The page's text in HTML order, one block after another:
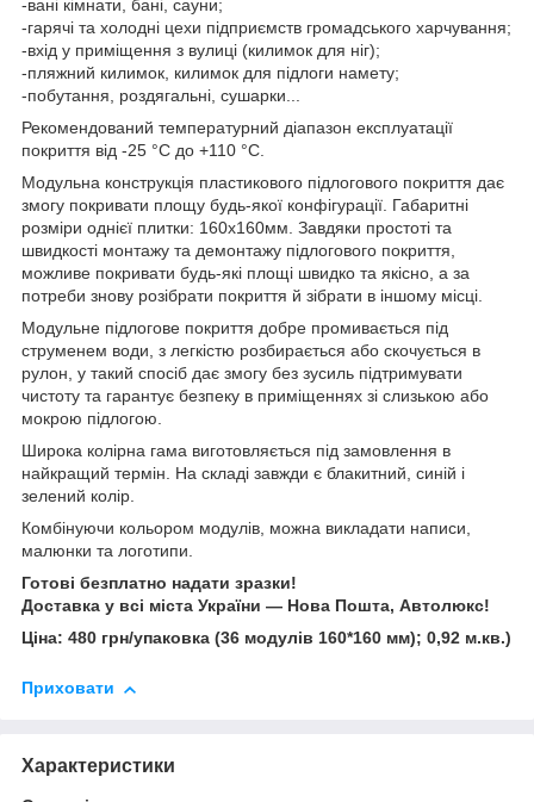
-вані кімнати, бані, сауни;
-гарячі та холодні цехи підприємств громадського харчування;
-вхід у приміщення з вулиці (килимок для ніг);
-пляжний килимок, килимок для підлоги намету;
-побутання, роздягальні, сушарки...
Рекомендований температурний діапазон експлуатації
покриття від -25 °C до +110 °C.
Модульна конструкція пластикового підлогового покриття дає
змогу покривати площу будь-якої конфігурації. Габаритні
розміри однієї плитки: 160х160мм. Завдяки простоті та
швидкості монтажу та демонтажу підлогового покриття,
можливе покривати будь-які площі швидко та якісно, а за
потреби знову розібрати покриття й зібрати в іншому місці.
Модульне підлогове покриття добре промивається під
струменем води, з легкістю розбирається або скочується в
рулон, у такий спосіб дає змогу без зусиль підтримувати
чистоту та гарантує безпеку в приміщеннях зі слизькою або
мокрою підлогою.
Широка колірна гама виготовляється під замовлення в
найкращий термін. На складі завжди є блакитний, синій і
зелений колір.
Комбінуючи кольором модулів, можна викладати написи,
малюнки та логотипи.
Готові безплатно надати зразки!
Доставка у всі міста України — Нова Пошта, Автолюкс!
Ціна: 480 грн/упаковка (36 модулів 160*160 мм); 0,92 м.кв.)
Приховати
Характеристики